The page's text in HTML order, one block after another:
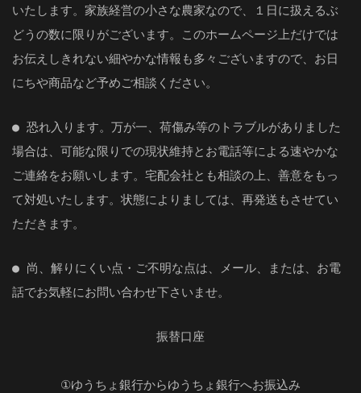
いたします。家族経営の小さな農家なので、１日に扱えるぶ
どうの数に限りがございます。このホームページ上だけでは
お伝えしきれない細やかな情報も多々ございますので、お日
にちや商品など予めご相談ください。
● 恐れ入ります。万が一、荷傷み等のトラブルがありました
場合は、可能な限りでの現状維持とお電話等による速やかな
ご連絡をお願いします。宅配会社とも相談の上、善意をもっ
て対処いたします。状態によりましては、再発送もさせてい
ただきます。
● 尚、解りにくい点・ご不明な点は、メール、または、お電
話でお気軽にお問い合わせ下さいませ。
振替口座
①ゆうちょ銀行からゆうちょ銀行へお振込み